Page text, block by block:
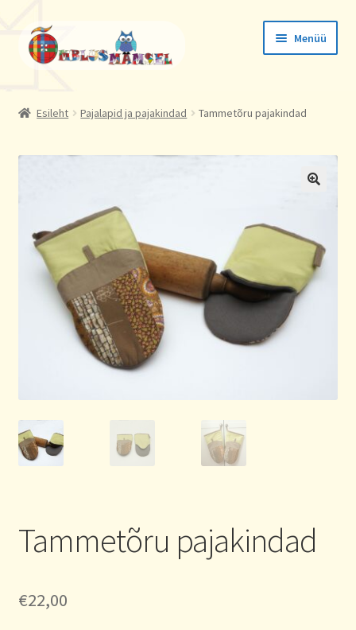
Liigu
navigeerimisele
Liigu
sisu
juurde
Menüü
Esileht Pajalapid ja pajakindad Tammetõru pajakindad
Tammetõru pajakindad
€22,00